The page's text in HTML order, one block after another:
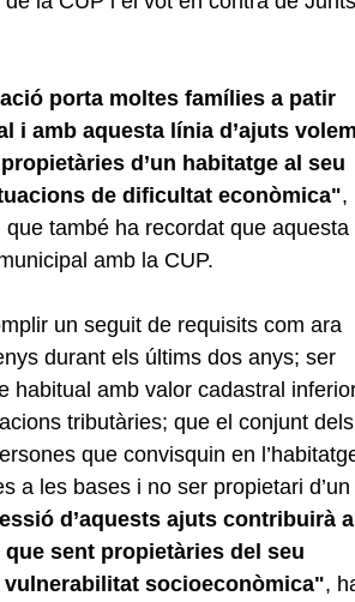
porta moltes famílies a patir
i amb aquesta línia d’ajuts volem
d’un habitatge al seu
de dificultat econòmica",
també ha recordat que aquesta
amb la CUP.
un seguit de requisits com ara
durant els últims dos anys; ser
habitual amb valor cadastral
tributàries; que el conjunt dels
que convisquin en
a les bases i no ser propietari d’un
d’aquests ajuts contribuirà
sent propietàries del seu
socioeconòmica",